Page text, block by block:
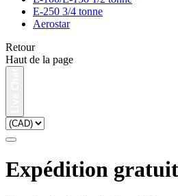
E-250 3/4 tonne
Aerostar
Retour
Haut de la page
Expédition